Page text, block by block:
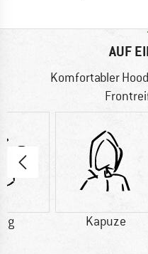
AUF
Komfortabler
g Kapuze